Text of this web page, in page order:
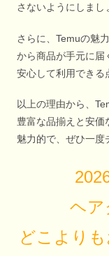
さないようにしまし
さらに、Temuの魅
から商品が手元に届
安心して利用できる
以上の理由から、
豊富な品揃えと安価
魅力的で、ぜひ一度
ヘア
どこより